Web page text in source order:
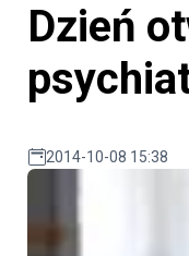
Dzień
2014-10-08 15:38